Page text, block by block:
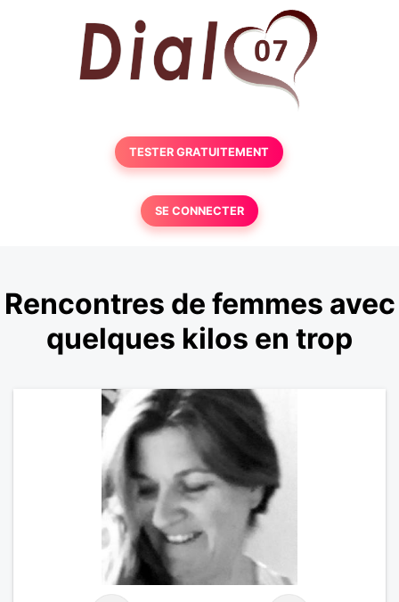
TESTER GRATUITEMENT
SE CONNECTER
Rencontres de femmes avec
quelques kilos en trop